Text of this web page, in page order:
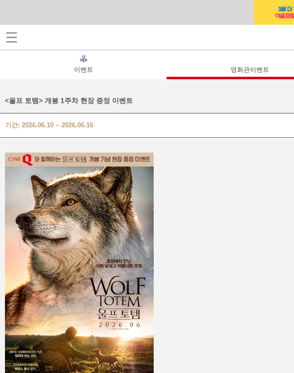
이벤트 영화관이벤트
<울프 토템> 개봉 1주차 현장 증정 이벤트
기간: 2026.06.10 ~ 2026.06.16